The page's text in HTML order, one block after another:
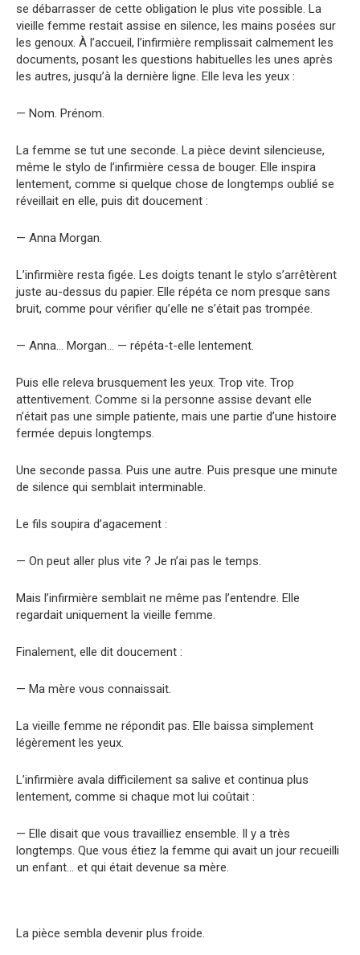
se débarrasser de cette obligation le plus vite possible. La
vieille femme restait assise en silence, les mains posées sur
les genoux. À l’accueil, l’infirmière remplissait calmement les
documents, posant les questions habituelles les unes après
les autres, jusqu’à la dernière ligne. Elle leva les yeux :
— Nom. Prénom.
La femme se tut une seconde. La pièce devint silencieuse,
même le stylo de l’infirmière cessa de bouger. Elle inspira
lentement, comme si quelque chose de longtemps oublié se
réveillait en elle, puis dit doucement :
— Anna Morgan.
L’infirmière resta figée. Les doigts tenant le stylo s’arrêtèrent
juste au-dessus du papier. Elle répéta ce nom presque sans
bruit, comme pour vérifier qu’elle ne s’était pas trompée.
— Anna… Morgan… — répéta-t-elle lentement.
Puis elle releva brusquement les yeux. Trop vite. Trop
attentivement. Comme si la personne assise devant elle
n’était pas une simple patiente, mais une partie d’une histoire
fermée depuis longtemps.
Une seconde passa. Puis une autre. Puis presque une minute
de silence qui semblait interminable.
Le fils soupira d’agacement :
— On peut aller plus vite ? Je n’ai pas le temps.
Mais l’infirmière semblait ne même pas l’entendre. Elle
regardait uniquement la vieille femme.
Finalement, elle dit doucement :
— Ma mère vous connaissait.
La vieille femme ne répondit pas. Elle baissa simplement
légèrement les yeux.
L’infirmière avala difficilement sa salive et continua plus
lentement, comme si chaque mot lui coûtait :
— Elle disait que vous travailliez ensemble. Il y a très
longtemps. Que vous étiez la femme qui avait un jour recueilli
un enfant… et qui était devenue sa mère.
La pièce sembla devenir plus froide.